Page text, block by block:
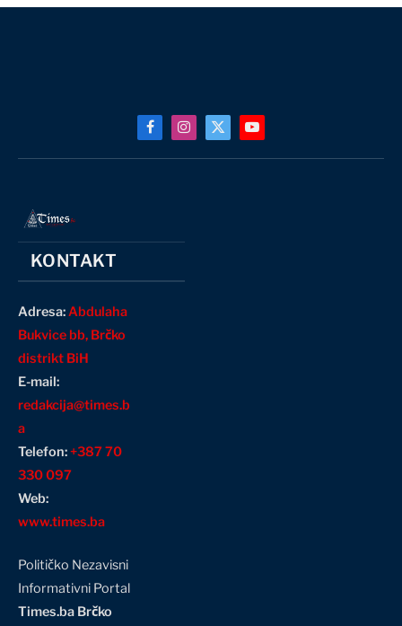
FacebookInstagram
X
YouTube
KONTAKT
Adresa:Abdulaha
Bukvice bb, Brčko
distrikt BiH
E-mail:
redakcija@times.b
a
Telefon:+387 70
330 097
Web:
www.times.ba
Političko Nezavisni
Informativni Portal
Times.ba Brčko